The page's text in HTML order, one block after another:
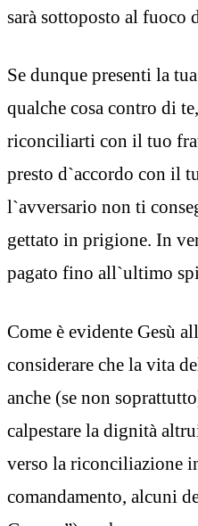
sarà sottoposto al fuoco
Se dunque presenti la
qualche cosa contro di
riconciliarti con il tuo
presto d`accordo con il
l`avversario non ti
gettato in prigione. In
pagato fino all`ultimo
Come è evidente Gesù
considerare che la vita
anche (se non
calpestare la dignità
verso la riconciliazione
comandamento, alcuni